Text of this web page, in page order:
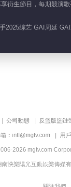
衍生節目，每期競演
2025综艺 GAI周延
公司動態 反盜版盜鏈
：intl@mgtv.com 用
2026 mgtv.com
南快樂陽光互動娛樂傳媒